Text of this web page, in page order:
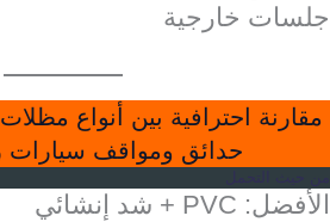
جلسات خارجية
مقارنة احترافية بين أنواع
حدائق ومواقف سيارات
الأفضل: PVC + شد إنشائي